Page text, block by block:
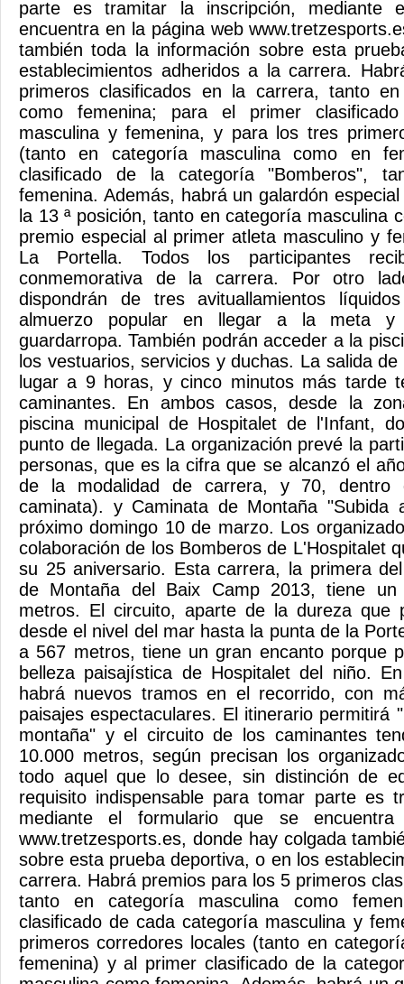
parte es tramitar la inscripción, mediante
encuentra en la página web
también toda la información sobre esta
establecimientos adheridos a la carrera.
primeros clasificados en la carrera, tanto
como femenina; para el primer
masculina y femenina, y para los tres
(tanto en categoría masculina como en
clasificado de la categoría "Bomberos",
femenina. Además, habrá un galardón
la 13 ª posición, tanto en categoría masculina
premio especial al primer atleta masculino y
La Portella. Todos los participantes
conmemorativa de la carrera. Por otro
dispondrán de tres avituallamientos
almuerzo popular en llegar a la meta
guardarropa. También podrán acceder a la
los vestuarios, servicios y duchas. La salida
lugar a 9 horas, y cinco minutos más tarde
caminantes. En ambos casos, desde la
piscina municipal de Hospitalet de l'Infant,
punto de llegada. La organización prevé la
personas, que es la cifra que se alcanzó el
de la modalidad de carrera, y 70, dentro
caminata). y Caminata de Montaña "Subida
próximo domingo 10 de marzo. Los
colaboración de los Bomberos de L'Hospitalet
su 25 aniversario. Esta carrera, la primera
de Montaña del Baix Camp 2013, tiene un
metros. El circuito, aparte de la dureza que
desde el nivel del mar hasta la punta de la
a 567 metros, tiene un gran encanto porque
belleza paisajística de Hospitalet del niño.
habrá nuevos tramos en el recorrido, con
paisajes espectaculares. El itinerario permitirá
montaña" y el circuito de los caminantes
10.000 metros, según precisan los
todo aquel que lo desee, sin distinción de
requisito indispensable para tomar parte es
mediante el formulario que se
www.tretzesports.es, donde hay colgada
sobre esta prueba deportiva, o en los
carrera. Habrá premios para los 5 primeros
tanto en categoría masculina como
clasificado de cada categoría masculina y
primeros corredores locales (tanto en
femenina) y al primer clasificado de la